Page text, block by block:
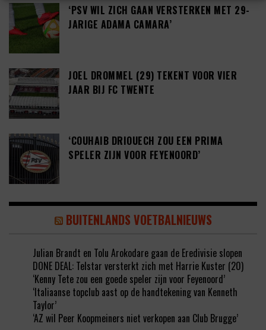
‘PSV WIL ZICH GAAN VERSTERKEN MET 29-
JARIGE ADAMA CAMARA’
JOEL DROMMEL (29) TEKENT VOOR VIER
JAAR BIJ FC TWENTE
‘COUHAIB DRIOUECH ZOU EEN PRIMA
SPELER ZIJN VOOR FEYENOORD’
BUITENLANDS VOETBALNIEUWS
Julian Brandt en Tolu Arokodare gaan de Eredivisie slopen
DONE DEAL: Telstar versterkt zich met Harrie Kuster (20)
‘Kenny Tete zou een goede speler zijn voor Feyenoord’
‘Italiaanse topclub aast op de handtekening van Kenneth
Taylor’
‘AZ wil Peer Koopmeiners niet verkopen aan Club Brugge’